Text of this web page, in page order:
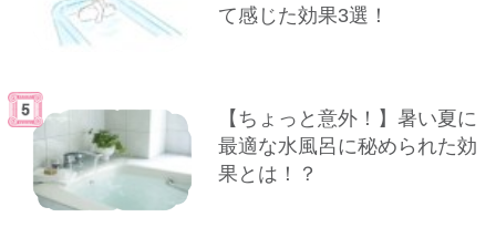
て感じた効果3選！
【ちょっと意外！】暑い夏に
最適な水風呂に秘められた効
果とは！？